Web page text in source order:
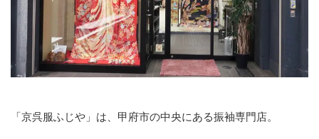
「京呉服ふじや」は、甲府市の中央にある振袖専門店。